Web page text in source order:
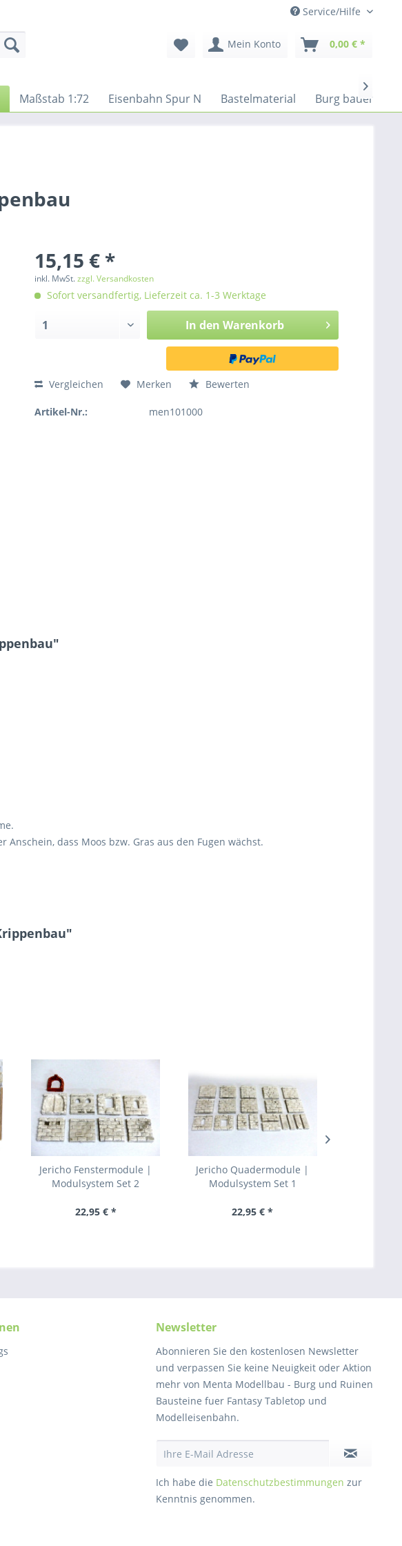
Service/Hilfe
Mein Konto 0,00 € *
Maßstab 1:72 Eisenbahn Spur N Bastelmaterial Burg bauen

15,15 € *
inkl. MwSt.zzgl. Versandkosten
Sofort versandfertig, Lieferzeit ca. 1-3 Werktage
In den Warenkorb
Vergleichen Merken Bewerten
Artikel-Nr.: men101000
dass Moos bzw. Gras aus den Fugen wächst.
Jericho Fenstermodule |
Modulsystem Set 2
22,95 € *
Jericho Quadermodule |
Modulsystem Set 1
22,95 € *
Newsletter
Abonnieren Sie den kostenlosen Newsletter
und verpassen Sie keine Neuigkeit oder Aktion
mehr von Menta Modellbau - Burg und Ruinen
Bausteine fuer Fantasy Tabletop und
Modelleisenbahn.
Ich habe die Datenschutzbestimmungen zur
Kenntnis genommen.